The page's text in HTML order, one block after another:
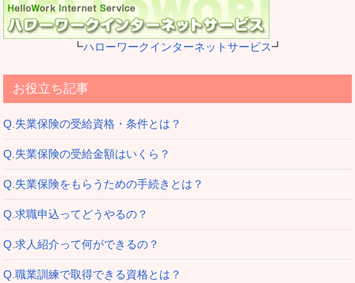
┗ハローワークインターネットサービス┛
お役立ち記事
Q.失業保険の受給資格・条件とは？
Q.失業保険の受給金額はいくら？
Q.失業保険をもらうための手続きとは？
Q.求職申込ってどうやるの？
Q.求人紹介って何ができるの？
Q.職業訓練で取得できる資格とは？